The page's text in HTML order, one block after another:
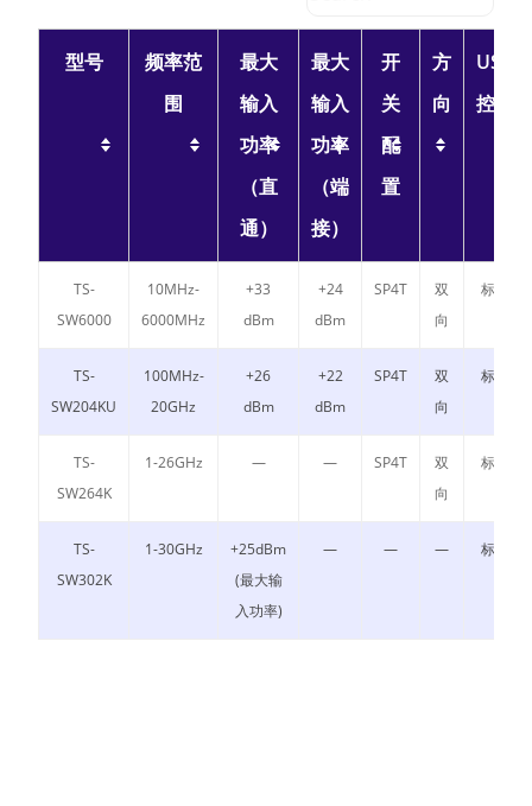
型号
频率范
围
最大
输入
功率
（直
通）
最大
输入
功率
（端
接）
开
关
配
置
方
向
USB
控制
TS-
SW6000
10MHz-
6000MHz
+33
dBm
+24
dBm
SP4T
双
向
标配
TS-
SW204KU
100MHz-
20GHz
+26
dBm
+22
dBm
SP4T
双
向
标配
TS-
SW264K
1-26GHz — — SP4T
双
向
标配
TS-
SW302K
1-30GHz
+25dBm
(最大输
入功率)
— — — 标配